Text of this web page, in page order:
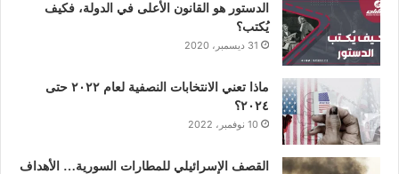
الدستور هو القانون الأعلى في الدولة، فكيف
يُكتب؟
31 ديسمبر، 2020
ماذا تعني الانتخابات النصفية لعام ٢٠٢٢ حتى
٢٠٢٤؟
10 نوفمبر، 2022
القصف الإسرائيلي للمطارات السورية… الأهداف